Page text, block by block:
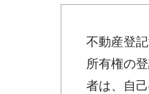
不動産登
所有権の
者は、自